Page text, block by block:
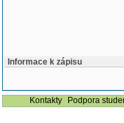
Informace k zápisu
Kontakty
Podpora